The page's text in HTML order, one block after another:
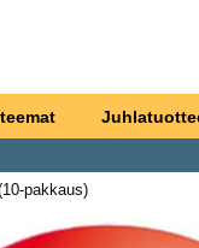
pakkaus)